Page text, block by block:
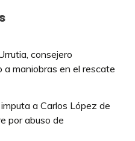
consejero
a maniobras en el rescate
a Carlos López de
por abuso de